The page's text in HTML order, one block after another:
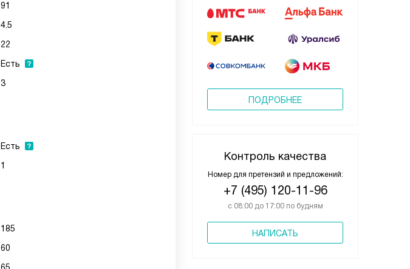
ПОДРОБНЕЕ
Контроль качества
Номер для претензий и предложений:
+7 (495) 120-11-96
с 08:00 до 17:00 по будням
НАПИСАТЬ
91
4.5
22
Есть
3
Есть
1
185
60